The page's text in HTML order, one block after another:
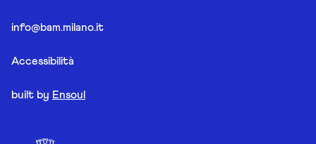
info@bam.milano.it
Accessibilità
built by Ensoul